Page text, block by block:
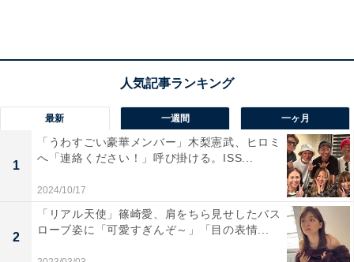
最新 一週間 一ヶ月
1
「うわすごい豪華メンバー」木梨憲武、ヒロミ
へ「連絡ください！」呼び掛ける。ISS...
2024/10/17
2
「リアル天使」篠崎愛、肩をちら見せしたバス
ローブ姿に「可愛すぎんぞ～」「目の表情...